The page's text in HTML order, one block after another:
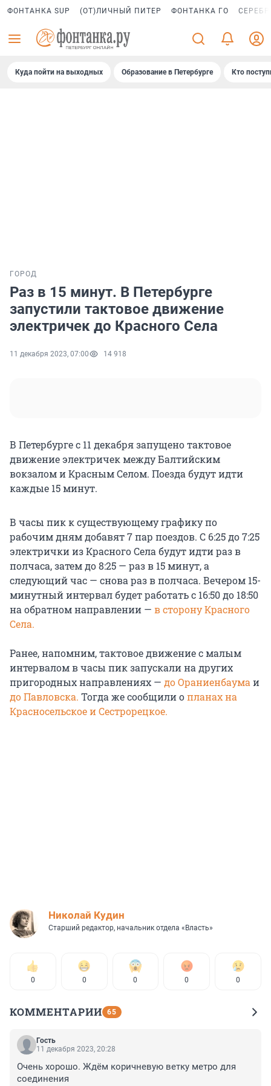
ФОНТАНКА SUP (ОТ)ЛИЧНЫЙ ПИТЕР ФОНТАНКА ГО
Куда пойти на выходных Образование в Петербурге Кто
ГОРОД
Раз в 15 минут. В Петербурге
запустили тактовое движение
электричек до Красного Села
11 декабря 2023, 07:00 14 918
В Петербурге с 11 декабря запущено тактовое
движение электричек между Балтийским
вокзалом и Красным Селом. Поезда будут идти
каждые 15 минут.
В часы пик к существующему графику по
рабочим дням добавят 7 пар поездов. С 6:25 до 7:25
электрички из Красного Села будут идти раз в
полчаса, затем до 8:25 — раз в 15 минут, а
следующий час — снова раз в полчаса. Вечером 15-
минутный интервал будет работать с 16:50 до 18:50
на обратном направлении — в сторону Красного
Села.
Ранее, напомним, тактовое движение с малым
интервалом в часы пик запускали на других
пригородных направлениях — до Ораниенбаума и
до Павловска. Тогда же сообщили опланах на
Красносельское и Сестрорецкое.
Николай Кудин
Старший редактор, начальник отдела «Власть»
0 0 0 0 0
КОММЕНТАРИИ 65
Гость
11 декабря 2023, 20:28
Очень хорошо. Ждём коричневую ветку метро для
соединения